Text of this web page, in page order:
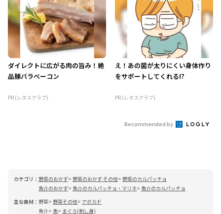
ダイレクトに広がる肉の旨み！絶
品豚バラベーコン
PR (レタスクラブ)
え！あの菌が太りにくい身体作り
をサポートしてくれる!?
PR (レタスクラブ)
Recommended by
カテゴリ： 野菜のおかず 野菜のおかず その他
野菜のカルパッチョ
魚介のおかず
魚介のカルパッチョ・マリネ
魚介のカルパッチョ
主な食材： 野菜 野菜その他
アボカド
魚介
魚
まぐろ(刺し身)